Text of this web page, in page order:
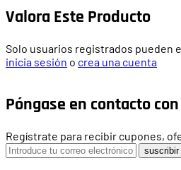
Valora Este Producto
Solo usuarios registrados pueden
inicia sesión o crea una cuenta
Póngase en contacto
Regístrate para recibir cupones,
suscribir